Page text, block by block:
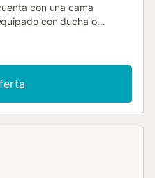
con una cama
con ducha o
de madera o parqué y
de calefacción y
agradable. La
con movilidad reducida
ascensor, incluyendo